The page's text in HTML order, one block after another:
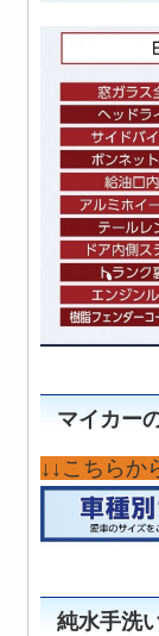
マイカー
↓↓こちらか
純水手洗